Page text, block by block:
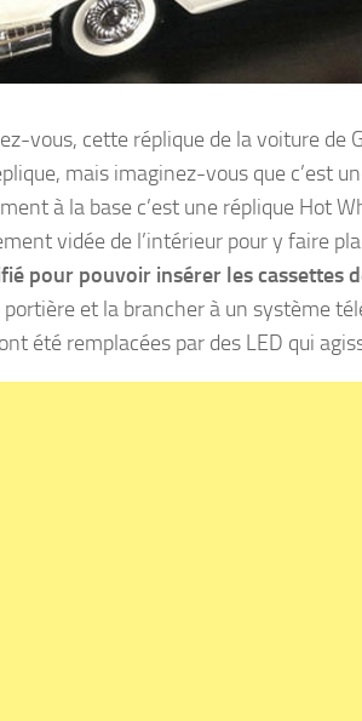
vous, cette réplique de la voiture de
mais imaginez-vous que c’est
à la base c’est une réplique Hot
vidée de l’intérieur pour y faire
pour pouvoir insérer les cassettes
portière et la brancher à un système
été remplacées par des LED qui